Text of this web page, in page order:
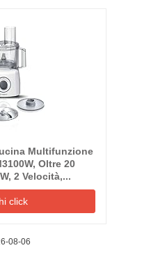
Multifunzione
Oltre 20
2 Velocità,...
click
08-06